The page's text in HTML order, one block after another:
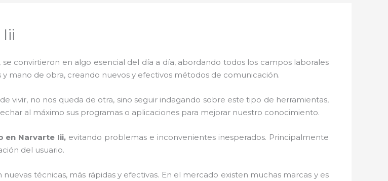
convirtieron en algo esencial del día a día, abordando todos los campos laborales
mano de obra, creando nuevos y efectivos métodos de comunicación.
vivir, no nos queda de otra, sino seguir indagando sobre este tipo de herramientas,
al máximo sus programas o aplicaciones para mejorar nuestro conocimiento.
en Narvarte Iii, evitando problemas e inconvenientes inesperados. Principalmente
del usuario.
técnicas, más rápidas y efectivas. En el mercado existen muchas marcas y es